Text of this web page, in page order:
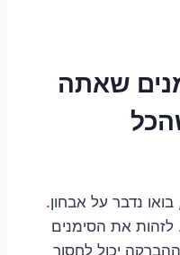
7 סימנים שאתה
נדבר על אבחון.
את הסימנים
יכול לחסוך